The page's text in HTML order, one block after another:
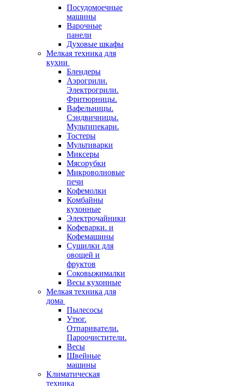
Посудомоечные
машины
Варочные
панели
Духовые шкафы
Мелкая техника для
кухни
Блендеры
Аэрогрили.
Электрогрили.
Фритюрницы.
Вафельницы.
Сэндвичницы.
Мультипекари.
Тостеры
Мультиварки
Миксеры
Мясорубки
Микроволновые
печи
Кофемолки
Комбайны
кухонные
Электрочайники
Кофеварки. и
Кофемашины
Сушилки для
овощей и
фруктов
Соковыжималки
Весы кухонные
Мелкая техника для
дома
Пылесосы
Утюг.
Отпариватели.
Пароочистители.
Весы
Швейные
машины
Климатическая
техника